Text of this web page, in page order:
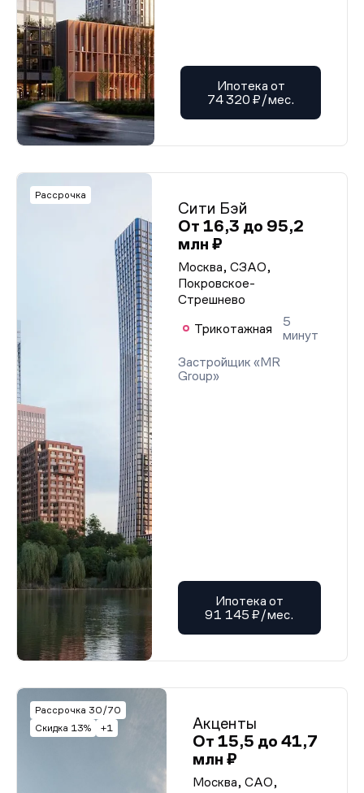
Ипотека от
74 320 ₽/мес.
Рассрочка
Сити Бэй
От 16,3 до 95,2
млн ₽
Москва, СЗАО,
Покровское-
Стрешнево
Трикотажная
5
минут
Застройщик «MR
Group»
Ипотека от
91 145 ₽/мес.
Рассрочка 30/70
Скидка 13%
+1
Акценты
От 15,5 до 41,7
млн ₽
Москва, САО,